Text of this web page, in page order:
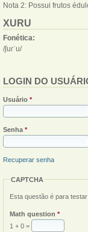
Nota 2: Possui frutos
XURU
Fonética:
/ʃuɾˈu/
LOGIN DO
Usuário *
Senha *
Recuperar senha
CAPTCHA
Esta questão é para
Math question *
1 + 0 =